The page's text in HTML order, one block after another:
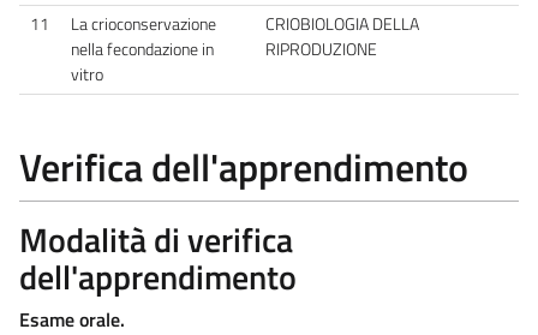
11
La crioconservazione
nella fecondazione in
vitro
CRIOBIOLOGIA DELLA
RIPRODUZIONE
Verifica dell'apprendimento
Modalità di verifica
dell'apprendimento
Esame orale.